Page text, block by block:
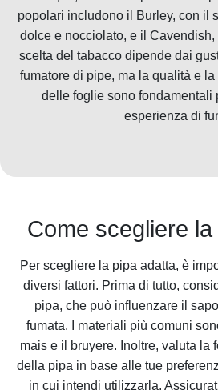
popolari includono il Burley, con il
dolce e nocciolato, e il
scelta del tabacco dipende dai
fumatore di pipe, ma la qualità e
delle foglie sono fondamentali
esperienza di
Come scegliere
Per scegliere la pipa adatta, è
diversi fattori. Prima di tutto,
pipa, che può influenzare il
fumata. I materiali più comuni
mais e il bruyere. Inoltre, valuta la
della pipa in base alle tue
in cui intendi utilizzarla.